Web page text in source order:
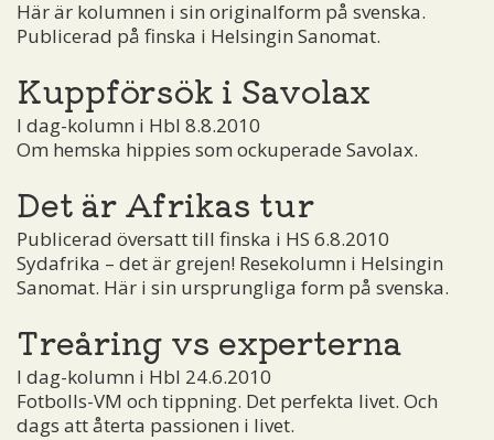
Här är kolumnen i sin originalform på svenska.
Publicerad på finska i Helsingin Sanomat.
Kuppförsök i Savolax
I dag-kolumn i Hbl 8.8.2010
Om hemska hippies som ockuperade Savolax.
Det är Afrikas tur
Publicerad översatt till finska i HS 6.8.2010
Sydafrika – det är grejen! Resekolumn i Helsingin
Sanomat. Här i sin ursprungliga form på svenska.
Treåring vs experterna
I dag-kolumn i Hbl 24.6.2010
Fotbolls-VM och tippning. Det perfekta livet. Och
dags att återta passionen i livet.